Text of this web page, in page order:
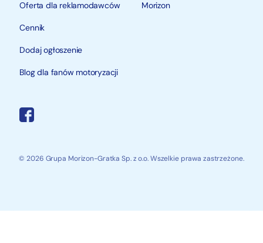
Oferta dla reklamodawców
Cennik
Dodaj ogłoszenie
Blog dla fanów motoryzacji
Morizon
© 2026 Grupa Morizon-Gratka Sp. z o.o. Wszelkie prawa zastrzeżone.